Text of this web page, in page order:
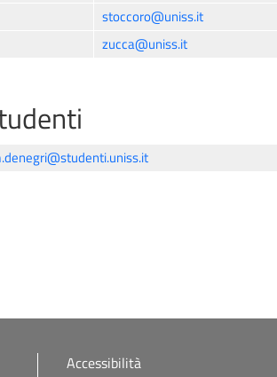
stoccoro@uniss.it
zucca@uniss.it
Accessibilità